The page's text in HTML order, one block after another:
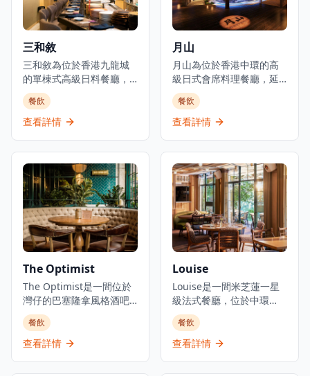
三和敘
三和敘為位於香港九龍城
的單棟式高級日料餐廳，
集結三大傳統日本料理：
壽司、鐵板燒、爐端燒的
日式餐飲概念。環境優美
以優質食材呈獻高級日式
料理，提供卓越的無菜單
料理體驗。主要菜單包括
三和敘御膳系列，如香煎
法國鴨肝伴美國安格斯牛
柳御膳（HK$268起）、燒
西京味噌銀鱈魚御膳
理。結合高級料理與聚會
元素，三和敘致力於為客
人提供頂級的日式用餐體
驗。
餐飲
查看詳情
月山
月山為位於香港中環的高
級日式會席料理餐廳，延
續米芝蓮星級日本料理的
血統。餐廳佔地3,000平方
呎，由資深廚藝團隊領
配佳餚的會席料理，同時
提供廚師發辦壽司料理及
各式地道和食選擇。餐廳
專注於無菜單料理及會席
晚餐體驗，體現日本飲食
文化中「時令食材」的精
神。季節性輪換的無菜單
帶領食客展開多道菜式的
美食之旅。餐廳位於H
Queen's，提供精緻用餐
體驗，採預約制服務。
餐飲
查看詳情
The Optimist
The Optimist是一間位於
灣仔的巴塞隆拿風格酒吧
及西班牙烤肉餐廳，佔地
三層，提供正宗慷慨的西
班牙北部用餐體驗。餐廳
餐飲
查看詳情
Louise
Louise是一間米芝蓮一星
級法式餐廳，位於中環
PMQ（前已婚警察宿舍）
的兩層歷史建築內，是香
港的創意中心。這是JIA
餐飲
查看詳情